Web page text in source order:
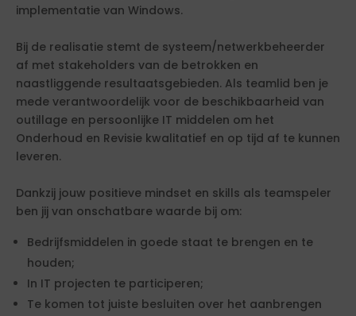
implementatie van Windows.
Bij de realisatie stemt de systeem/netwerkbeheerder
af met stakeholders van de betrokken en
naastliggende resultaatsgebieden. Als teamlid ben je
mede verantwoordelijk voor de beschikbaarheid van
outillage en persoonlijke IT middelen om het
Onderhoud en Revisie kwalitatief en op tijd af te kunnen
leveren.
Dankzij jouw positieve mindset en skills als teamspeler
ben jij van onschatbare waarde bij om:
Bedrijfsmiddelen in goede staat te brengen en te
houden;
In IT projecten te participeren;
Te komen tot juiste besluiten over het aanbrengen